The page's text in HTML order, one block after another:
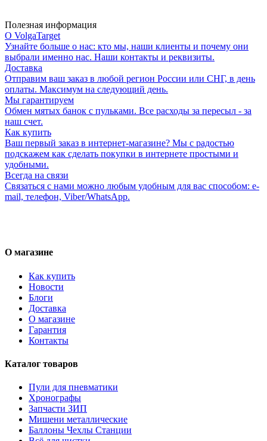
Полезная информация
О VolgaTarget
Узнайте больше о нас: кто мы, наши клиенты и почему они
выбрали именно нас. Наши контакты и реквизиты.
Доставка
Отправим ваш заказ в любой регион России или СНГ, в день
оплаты. Максимум на следующий день.
Мы гарантируем
Обмен мятых банок с пульками. Все расходы за пересыл - за
наш счет.
Как купить
Ваш первый заказ в интернет-магазине? Мы с радостью
подскажем как сделать покупки в интернете простыми и
удобными.
Всегда на связи
Связаться с нами можно любым удобным для вас способом: e-
mail, телефон, Viber/WhatsApp.
О магазине
Как купить
Новости
Блоги
Доставка
О магазине
Гарантия
Контакты
Каталог товаров
Пули для пневматики
Хронографы
Запчасти ЗИП
Мишени металлические
Баллоны Чехлы Станции